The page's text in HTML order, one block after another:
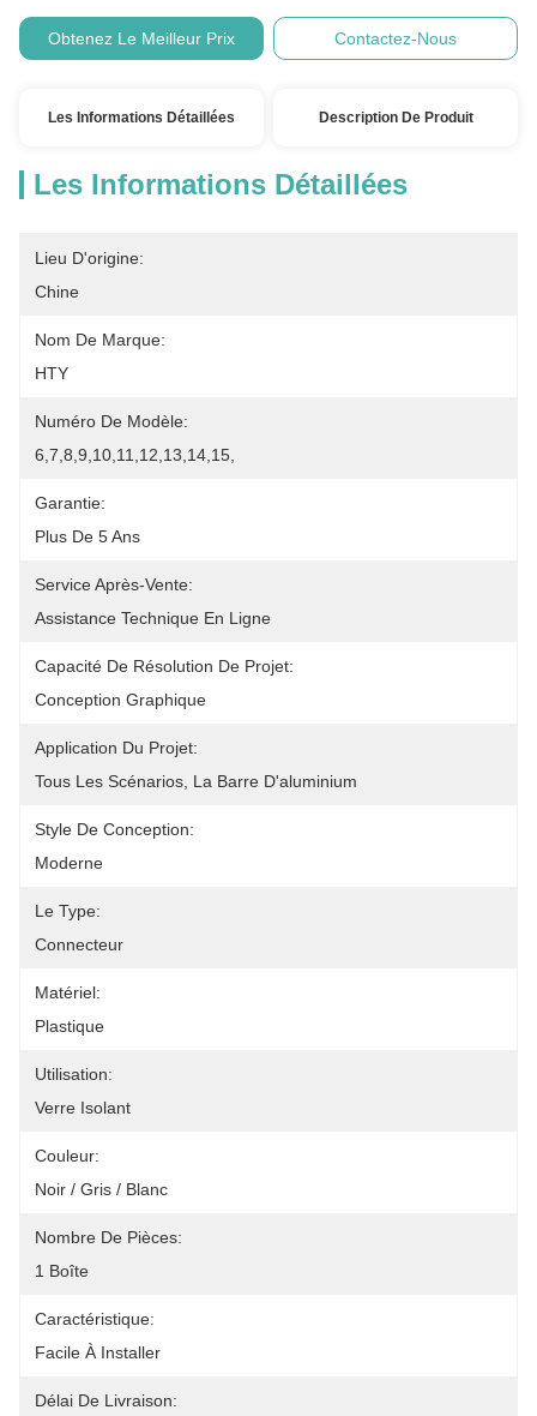
Obtenez Le Meilleur Prix Contactez-Nous
Les Informations Détaillées Description De Produit
Les Informations Détaillées
Lieu D'origine:
Chine
Nom De Marque:
HTY
Numéro De Modèle:
6,7,8,9,10,11,12,13,14,15,
Garantie:
Plus De 5 Ans
Service Après-Vente:
Assistance Technique En Ligne
Capacité De Résolution De Projet:
Conception Graphique
Application Du Projet:
Tous Les Scénarios, La Barre D'aluminium
Style De Conception:
Moderne
Le Type:
Connecteur
Matériel:
Plastique
Utilisation:
Verre Isolant
Couleur:
Noir / Gris / Blanc
Nombre De Pièces:
1 Boîte
Caractéristique:
Facile À Installer
Délai De Livraison: